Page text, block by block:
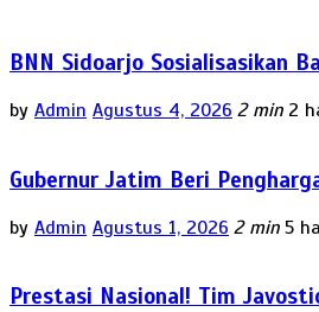
BNN Sidoarjo Sosialisasikan
by Admin Agustus 4, 2026 2 min 2
Gubernur Jatim Beri
by Admin Agustus 1, 2026 2 min 5
Prestasi Nasional! Tim